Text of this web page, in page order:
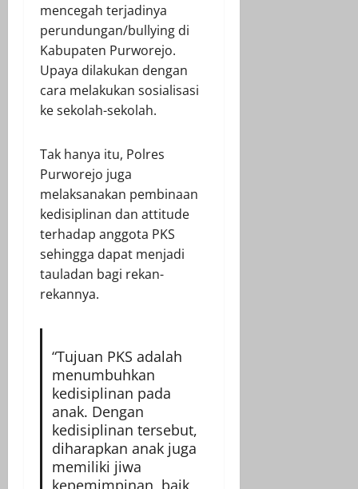
mencegah terjadinya
perundungan/bullying di
Kabupaten Purworejo.
Upaya dilakukan dengan
cara melakukan sosialisasi
ke sekolah-sekolah.
Tak hanya itu, Polres
Purworejo juga
melaksanakan pembinaan
kedisiplinan dan attitude
terhadap anggota PKS
sehingga dapat menjadi
tauladan bagi rekan-
rekannya.
“Tujuan PKS adalah
menumbuhkan
kedisiplinan pada
anak. Dengan
kedisiplinan tersebut,
diharapkan anak juga
memiliki jiwa
kepemimpinan, baik